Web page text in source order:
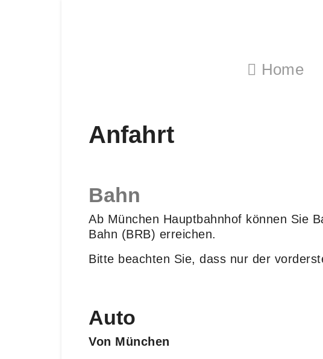
Home
Anfahrt
Bahn
Ab München Hauptbahnhof können Sie
Bahn (BRB) erreichen.
Bitte beachten Sie, dass nur der
Auto
Von München